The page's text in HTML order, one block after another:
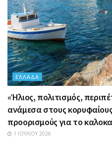
ΕΛΛΆΔΑ
«Ήλιος, πολιτισμός,
ανάμεσα στους
προορισμούς για το
1 ΙΟΥΛΊΟΥ 2026